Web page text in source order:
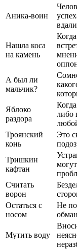
Аника-воин
Нашла коса
на камень
А был ли
мальчик?
Яблоко
раздора
либо
Троянский
конь
Это
Тришкин
кафтан
Считать
ворон
Остаться с
носом
Не
Мутить воду